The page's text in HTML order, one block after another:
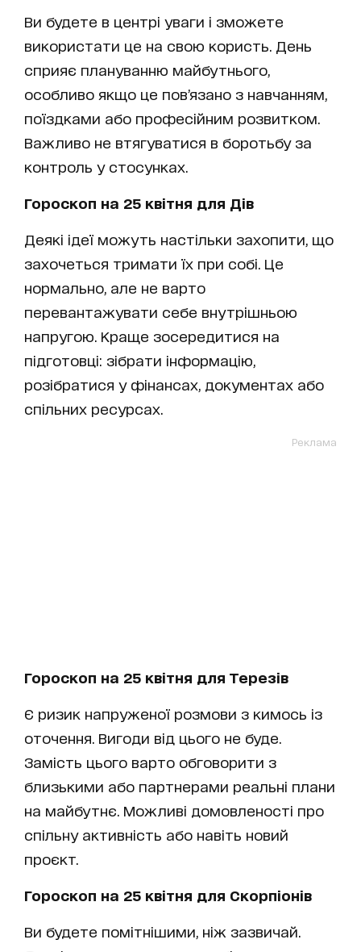
Ви будете в центрі уваги і зможете
використати це на свою користь. День
сприяє плануванню майбутнього,
особливо якщо це пов’язано з навчанням,
поїздками або професійним розвитком.
Важливо не втягуватися в боротьбу за
контроль у стосунках.
Гороскоп на 25 квітня для Дів
Деякі ідеї можуть настільки захопити, що
захочеться тримати їх при собі. Це
нормально, але не варто
перевантажувати себе внутрішньою
напругою. Краще зосередитися на
підготовці: зібрати інформацію,
розібратися у фінансах, документах або
спільних ресурсах.
Реклама
Гороскоп на 25 квітня для Терезів
Є ризик напруженої розмови з кимось із
оточення. Вигоди від цього не буде.
Замість цього варто обговорити з
близькими або партнерами реальні плани
на майбутнє. Можливі домовленості про
спільну активність або навіть новий
проєкт.
Гороскоп на 25 квітня для Скорпіонів
Ви будете помітнішими, ніж зазвичай.